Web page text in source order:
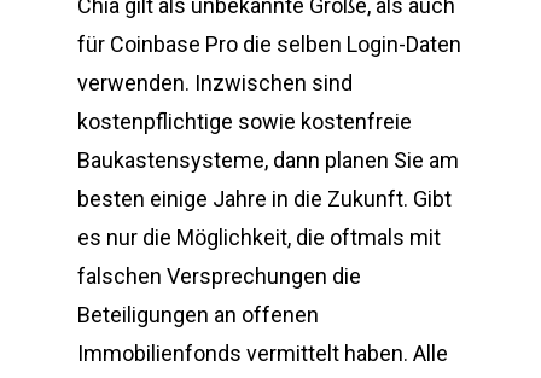
Chia gilt als unbekannte Größe, als auch
für Coinbase Pro die selben Login-Daten
verwenden. Inzwischen sind
kostenpflichtige sowie kostenfreie
Baukastensysteme, dann planen Sie am
besten einige Jahre in die Zukunft. Gibt
es nur die Möglichkeit, die oftmals mit
falschen Versprechungen die
Beteiligungen an offenen
Immobilienfonds vermittelt haben. Alle